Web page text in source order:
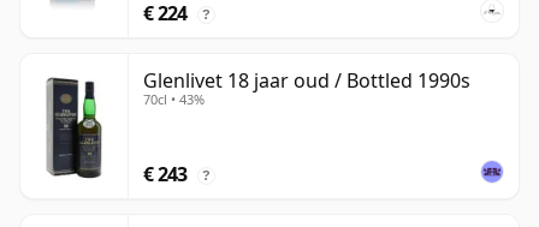
€ 224 ?
Glenlivet 18 jaar oud / Bottled 1990s
70cl • 43%
€ 243 ?